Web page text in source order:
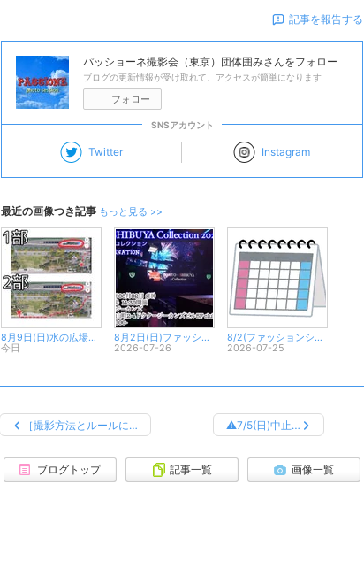
記事を報告する
パッショーネ撮影会（東京）団体囲みさんをフォロー
ブログの更新情報が受け取れて、アクセスが簡単になります
フォロー
SNSアカウント
Twitter Instagram
最近の画像つき記事 もっと見る >>
8月9日(日)水の広場公園(東京ビッグサイト駅すぐ)
今日
8月2日(日)ファッションショー
2026-07-26
8/2(ファッションショー ).8/9の予定表
2026-07-25
［撮影方法とルールに… ⚠️7/5(日)中止…
ブログトップ 記事一覧 画像一覧